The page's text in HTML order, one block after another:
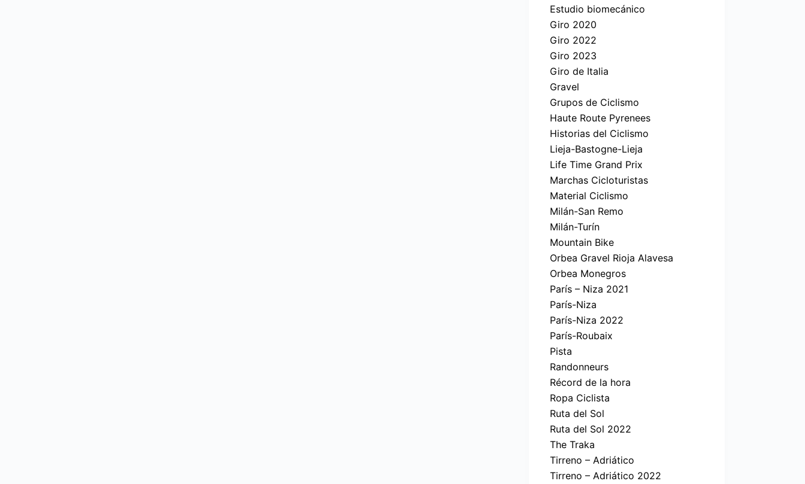
Estudio biomecánico
Giro 2020
Giro 2022
Giro 2023
Giro de Italia
Gravel
Grupos de Ciclismo
Haute Route Pyrenees
Historias del Ciclismo
Lieja-Bastogne-Lieja
Life Time Grand Prix
Marchas Cicloturistas
Material Ciclismo
Milán-San Remo
Milán-Turín
Mountain Bike
Orbea Gravel Rioja Alavesa
Orbea Monegros
París – Niza 2021
París-Niza
París-Niza 2022
París-Roubaix
Pista
Randonneurs
Récord de la hora
Ropa Ciclista
Ruta del Sol
Ruta del Sol 2022
The Traka
Tirreno – Adriático
Tirreno – Adriático 2022